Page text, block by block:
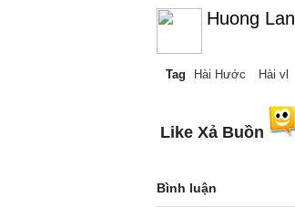
Huong Lan
Tag Hài Hước Hài vl
Like Xả Buồn
Bình luận